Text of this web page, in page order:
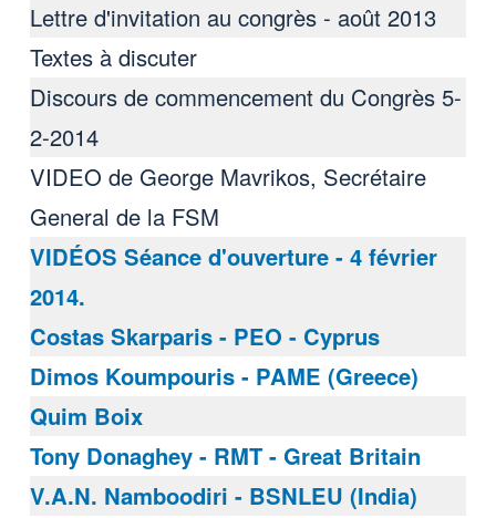
Lettre d'invitation au congrès - août 2013
Textes à discuter
Discours de commencement du Congrès 5-
2-2014
VIDEO de George Mavrikos, Secrétaire
General de la FSM
VIDÉOS Séance d'ouverture - 4 février
2014.
Costas Skarparis - PEO - Cyprus
Dimos Koumpouris - PAME (Greece)
Quim Boix
Tony Donaghey - RMT - Great Britain
V.A.N. Namboodiri - BSNLEU (India)